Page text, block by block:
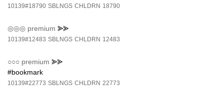
10139#18790 SBLNGS CHLDRN 18790
◎◎◎ premium ⪢⪢
10139#12483 SBLNGS CHLDRN 12483
○○○ premium ⪢⪢
#bookmark
10139#22773 SBLNGS CHLDRN 22773